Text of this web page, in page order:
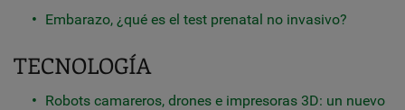
Embarazo, ¿qué es el test prenatal no invasivo?
TECNOLOGÍA
Robots camareros, drones e impresoras 3D: un nuevo